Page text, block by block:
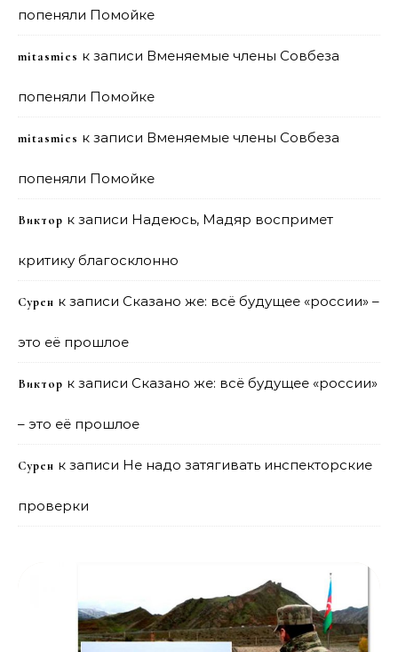
попеняли Помойке
mitasmies к записи Вменяемые члены Совбеза
попеняли Помойке
mitasmies к записи Вменяемые члены Совбеза
попеняли Помойке
Виктор к записи Надеюсь, Мадяр воспримет
критику благосклонно
Сурен к записи Сказано же: всё будущее «россии» –
это её прошлое
Виктор к записи Сказано же: всё будущее «россии»
– это её прошлое
Сурен к записи Не надо затягивать инспекторские
проверки